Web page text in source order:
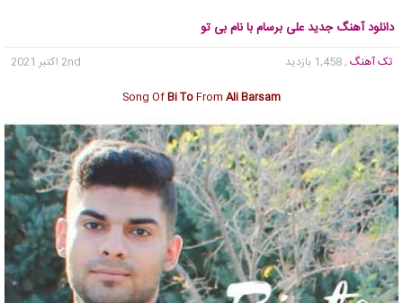
دانلود آهنگ جدید علی برسام با نام بی تو
تک آهنگ , 1,458 بازدید
2nd اکتبر 2021
Song OfBi ToFrom Ali Barsam